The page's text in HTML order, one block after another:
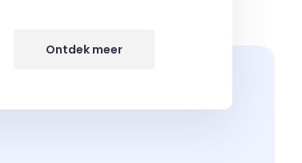
Ontdek meer